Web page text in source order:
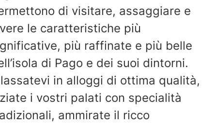
di visitare, assaggiare e
le caratteristiche più
più raffinate e più belle
di Pago e dei suoi dintorni.
in alloggi di ottima qualità,
i vostri palati con specialità
ammirate il ricco